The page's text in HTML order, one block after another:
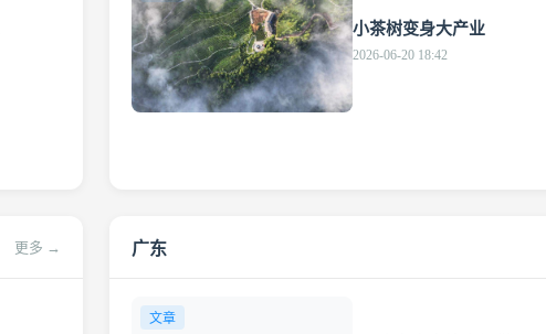
小茶树变身大产业
2026-06-20 18:42
更多 → 广东
文章